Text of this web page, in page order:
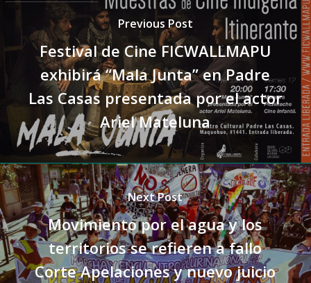
Previous Post
Festival de Cine FICWALLMAPU
exhibirá “Mala Junta” en Padre
Las Casas presentada por el actor
Ariel Mateluna
Next Post
Movimiento por el agua y los
territorios se refieren a fallo
Corte Apelaciones y nuevo juicio